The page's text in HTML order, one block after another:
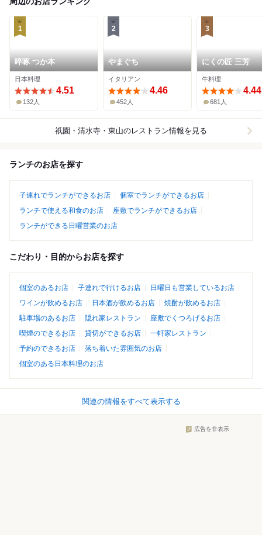
1
啐啄 つか本
日本料理
4.51
132人
2
やまぐち
イタリアン
4.46
452人
3
にくの匠 三芳
牛料理
4.44
681人
祇園・清水寺・東山のレストラン情報を見る
ランチのお店を探す
子連れでランチができるお店
個室でランチができるお店
ランチで使える和食のお店
座敷でランチができるお店
ランチができる日曜営業のお店
こだわり・目的からお店を探す
個室のあるお店 子連れで行けるお店
日曜日も営業しているお店
ワインが飲めるお店
日本酒が飲めるお店
焼酎が飲めるお店
駐車場のあるお店
隠れ家レストラン
座敷でくつろげるお店
喫煙のできるお店
貸切ができるお店
一軒家レストラン
予約のできるお店
落ち着いた雰囲気のお店
個室のある日本料理のお店
関連の情報をすべて表示する
広告を非表示